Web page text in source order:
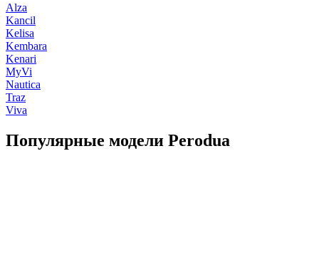
Alza
Kancil
Kelisa
Kembara
Kenari
MyVi
Nautica
Traz
Viva
Популярные модели Perodua